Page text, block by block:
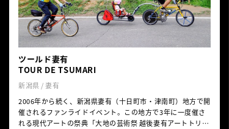
ツールド妻有
TOUR DE TSUMARI
新潟県 / 妻有
2006年から続く、新潟県妻有（十日町市・津南町）地方で開
催されるファンライドイベント。この地方で3年に一度催さ
れる現代アートの祭典「大地の芸術祭 越後妻有アートトリエ